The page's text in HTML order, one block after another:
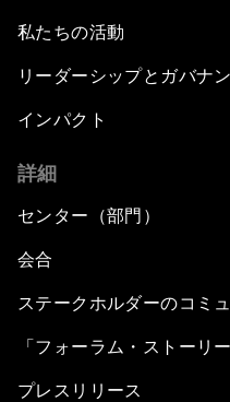
私たちの活動
リーダーシップとガバナ
インパクト
詳細
センター（部門）
会合
ステークホルダーのコミ
「フォーラム・ストーリー
プレスリリース